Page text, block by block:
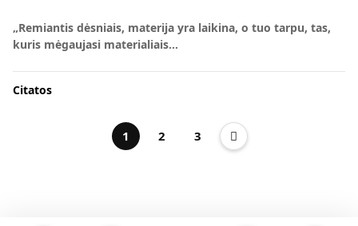
„Remiantis dėsniais, materija yra laikina, o tuo tarpu, tas,
kuris mėgaujasi materialiais…
Citatos
1 2 3